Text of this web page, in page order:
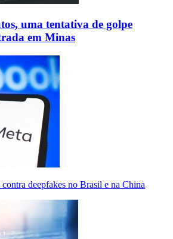
uma tentativa de golpe
em Minas
deepfakes no Brasil e na China